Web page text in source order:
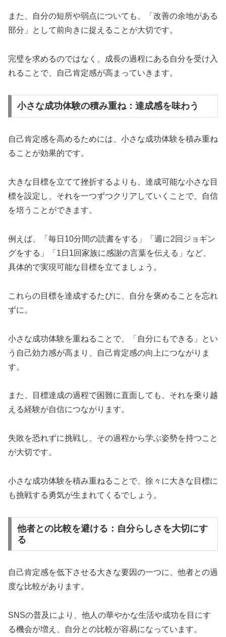
また、自分の短所や弱点についても、「改善の余地がある
部分」として前向きに捉えることが大切です。
完璧を求めるのではなく、成長の過程にある自分を受け入
れることで、自己肯定感が高まっていきます。
小さな成功体験の積み重ね：達成感を味わう
自己肯定感を高めるためには、小さな成功体験を積み重ね
ることが効果的です。
大きな目標を立てて挫折するよりも、達成可能な小さな目
標を設定し、それを一つずつクリアしていくことで、自信
を培うことができます。
例えば、「毎日10分間の読書をする」「週に2回ジョギン
グをする」「1日1回家族に感謝の言葉を伝える」など、
具体的で実現可能な目標を立てましょう。
これらの目標を達成するたびに、自分を褒めることを忘れ
ずに。
小さな成功体験を重ねることで、「自分にもできる」とい
う自己効力感が高まり、自己肯定感の向上につながりま
す。
また、目標達成の過程で困難に直面しても、それを乗り越
える経験が自信につながります。
失敗を恐れずに挑戦し、その過程から学ぶ姿勢を持つこと
が大切です。
小さな成功体験を積み重ねることで、徐々に大きな目標に
も挑戦する勇気が生まれてくるでしょう。
他者との比較を避ける：自分らしさを大切にす
る
自己肯定感を低下させる大きな要因の一つに、他者との過
度な比較があります。
SNSの普及により、他人の華やかな生活や成功を目にす
る機会が増え、自分との比較が容易になっています。